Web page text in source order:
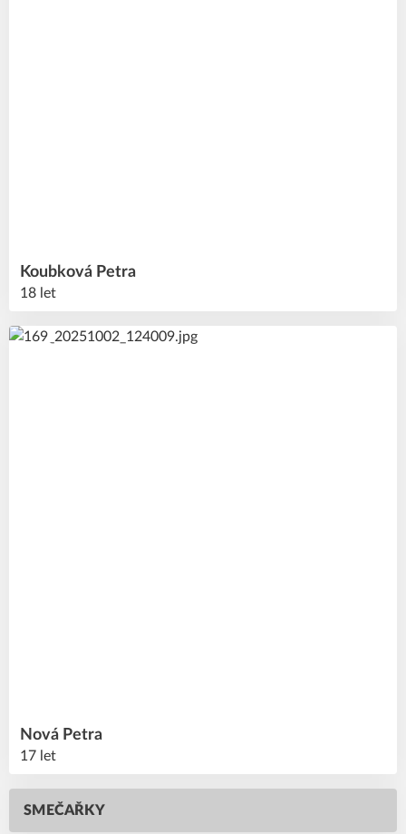
Petra
Koubková
18 let
Petra
Nová
17 let
48
SMEČAŘKY